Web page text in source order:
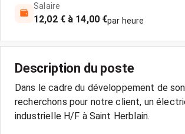
Salaire
12,02 € à 14,00 €par heure
Description du poste
Dans le cadre du développement de
recherchons pour notre client, un
industrielle H/F à Saint Herblain.